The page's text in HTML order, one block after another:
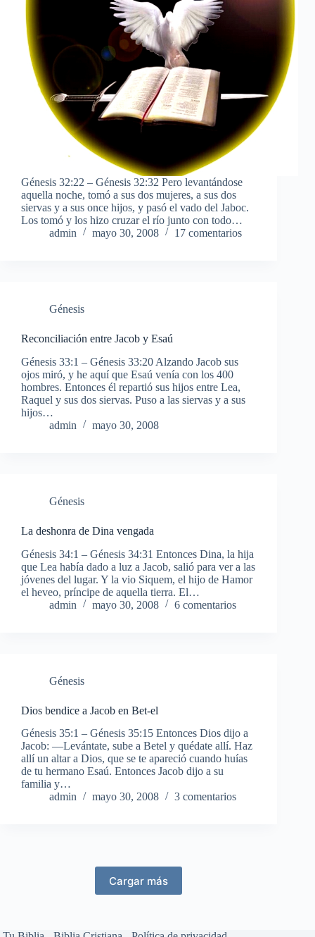
Génesis 32:22 – Génesis 32:32 Pero levantándose
aquella noche, tomó a sus dos mujeres, a sus dos
siervas y a sus once hijos, y pasó el vado del Jaboc.
Los tomó y los hizo cruzar el río junto con todo…
admin
mayo 30, 2008 17 comentarios
Génesis
Reconciliación entre Jacob y Esaú
Génesis 33:1 – Génesis 33:20 Alzando Jacob sus
ojos miró, y he aquí que Esaú venía con los 400
hombres. Entonces él repartió sus hijos entre Lea,
Raquel y sus dos siervas. Puso a las siervas y a sus
hijos…
admin
mayo 30, 2008
Génesis
La deshonra de Dina vengada
Génesis 34:1 – Génesis 34:31 Entonces Dina, la hija
que Lea había dado a luz a Jacob, salió para ver a las
jóvenes del lugar. Y la vio Siquem, el hijo de Hamor
el heveo, príncipe de aquella tierra. El…
admin
mayo 30, 2008 6 comentarios
Génesis
Dios bendice a Jacob en Bet-el
Génesis 35:1 – Génesis 35:15 Entonces Dios dijo a
Jacob: —Levántate, sube a Betel y quédate allí. Haz
allí un altar a Dios, que se te apareció cuando huías
de tu hermano Esaú. Entonces Jacob dijo a su
familia y…
admin
mayo 30, 2008 3 comentarios
Cargar más